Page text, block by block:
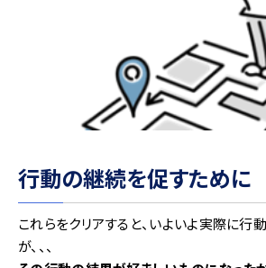
行動の継続を促すために
これらをクリアすると、いよいよ実際に行
が、、、